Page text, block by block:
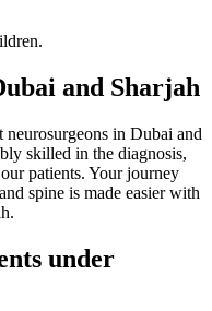
and Sharjah
neurosurgeons in Dubai and
skilled in the diagnosis,
patients. Your journey
spine is made easier with
under